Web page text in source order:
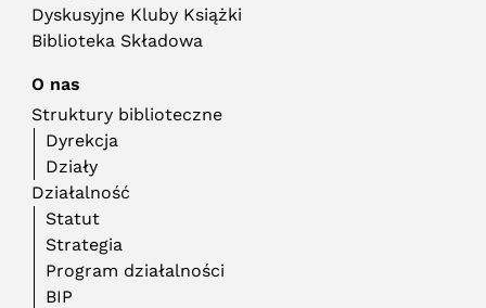
Dyskusyjne Kluby Książki
Biblioteka Składowa
O nas
Struktury biblioteczne
Dyrekcja
Działy
Działalność
Statut
Strategia
Program działalności
BIP